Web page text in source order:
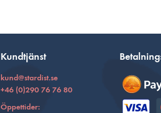
Kundtjänst
kund@stardist.se
+46 (0)290 76 76 80
Öppettider: